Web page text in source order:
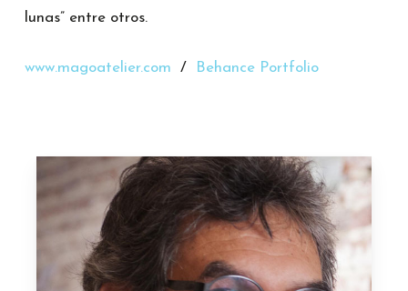
lunas” entre otros.
www.magoatelier.com / Behance Portfolio